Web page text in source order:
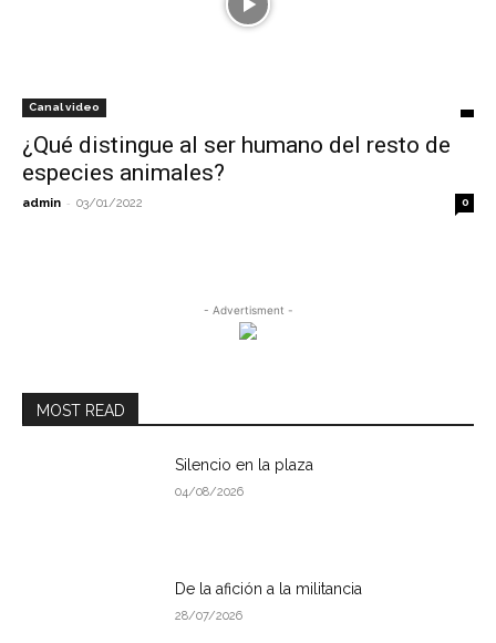
Canal video
¿Qué distingue al ser humano del resto de
especies animales?
admin - 03/01/2022 0
- Advertisment -
MOST READ
Silencio en la plaza
04/08/2026
De la afición a la militancia
28/07/2026